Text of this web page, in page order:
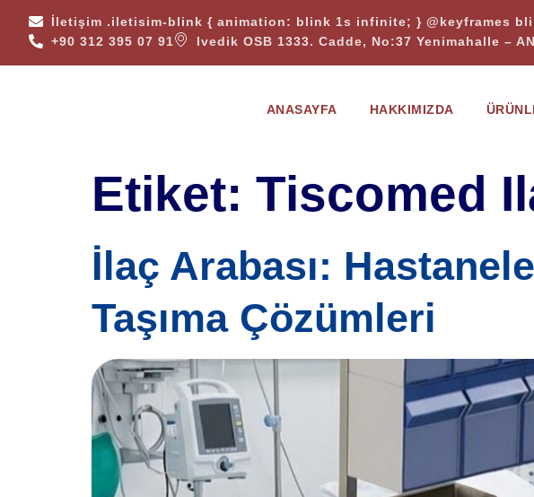
İletişim .iletisim-blink { animation: blink 1s infinite; } @keyframes
+90 312 395 07 91
Ivedik OSB 1333. Cadde, No:37 Yenimahalle –
ANASAYFA HAKKIMIZDA
Etiket: Tiscomed
İlaç Arabası:
Taşıma Çözümleri